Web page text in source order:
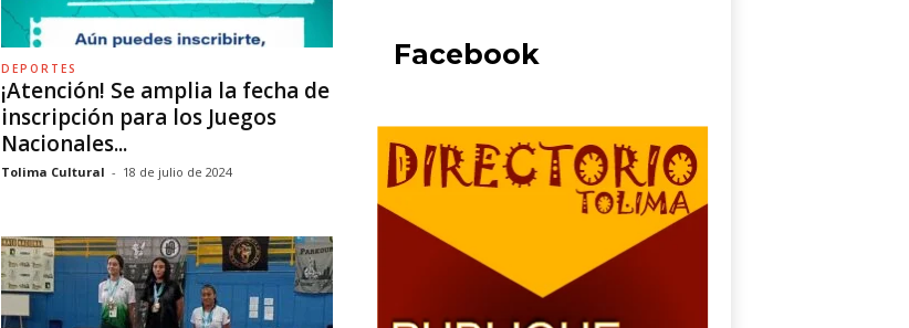
DEPORTES
¡Atención! Se amplia la fecha de
inscripción para los Juegos
Nacionales...
Tolima Cultural - 18 de julio de 2024
Facebook